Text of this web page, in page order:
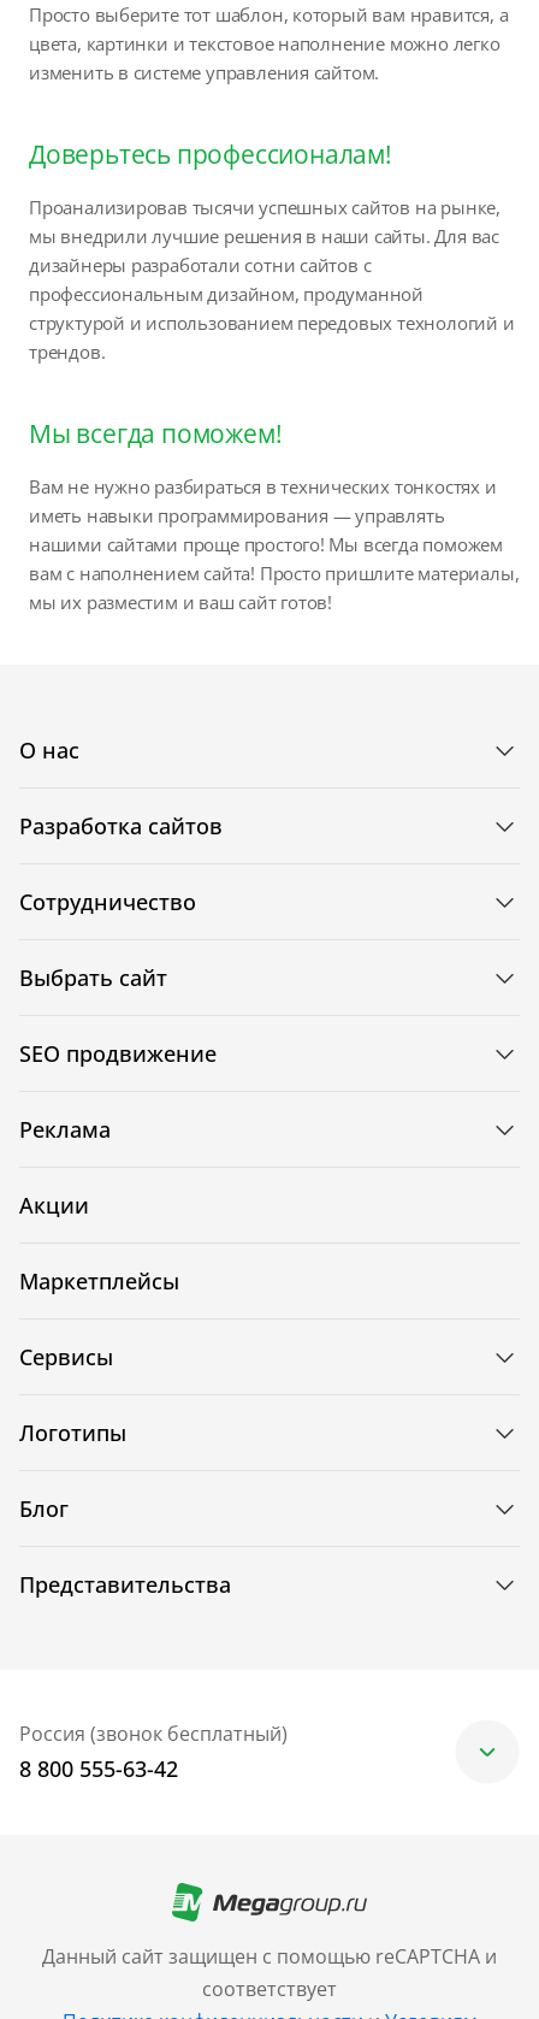
Просто выберите тот шаблон, который вам нравится, а
цвета, картинки и текстовое наполнение можно легко
изменить в системе управления сайтом.
Доверьтесь профессионалам!
Проанализировав тысячи успешных сайтов на рынке,
мы внедрили лучшие решения в наши сайты. Для вас
дизайнеры разработали сотни сайтов с
профессиональным дизайном, продуманной
структурой и использованием передовых технологий и
трендов.
Мы всегда поможем!
Вам не нужно разбираться в технических тонкостях и
иметь навыки программирования — управлять
нашими сайтами проще простого! Мы всегда поможем
вам с наполнением сайта! Просто пришлите материалы,
мы их разместим и ваш сайт готов!
Данный сайт защищен с помощью reCAPTCHA и
соответствует
О нас
Разработка сайтов
Сотрудничество
Выбрать сайт
SEO продвижение
Реклама
Акции
Маркетплейсы
Сервисы
Логотипы
Блог
Представительства
Россия (звонок бесплатный)
8 800 555-63-42
+7 (499) 705-30-10
Санкт-Петербург
+7 (812) 600-77-33